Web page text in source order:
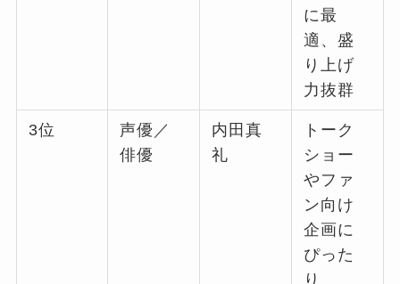
に最
適、盛
り上げ
力抜群
3位
声優／
俳優
内田真
礼
トーク
ショー
やファ
ン向け
企画に
ぴった
り